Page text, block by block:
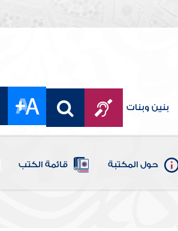
بنين وبنات
حول المكتبة قائمة الكتب